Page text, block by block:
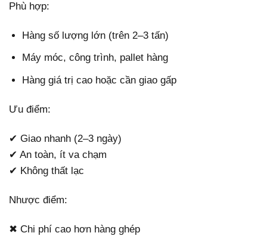
Phù hợp:
Hàng số lượng lớn (trên 2–3 tấn)
Máy móc, công trình, pallet hàng
Hàng giá trị cao hoặc cần giao gấp
Ưu điểm:
✔ Giao nhanh (2–3 ngày)
✔ An toàn, ít va chạm
✔ Không thất lạc
Nhược điểm:
✖ Chi phí cao hơn hàng ghép